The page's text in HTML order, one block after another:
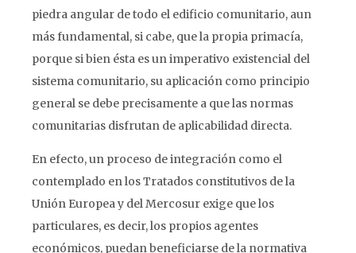
piedra angular de todo el edificio comunitario, aun
más fundamental, si cabe, que la propia primacía,
porque si bien ésta es un imperativo existencial del
sistema comunitario, su aplicación como principio
general se debe precisamente a que las normas
comunitarias disfrutan de aplicabilidad directa.
En efecto, un proceso de integración como el
contemplado en los Tratados constitutivos de la
Unión Europea y del Mercosur exige que los
particulares, es decir, los propios agentes
económicos, puedan beneficiarse de la normativa